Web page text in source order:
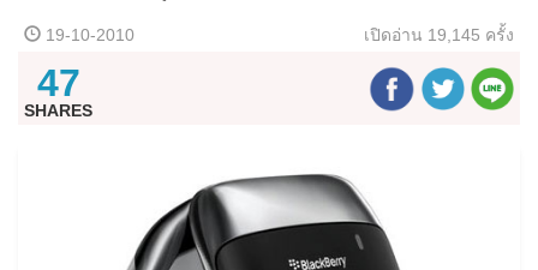
19-10-2010 เปิดอ่าน 19,145 ครั้ง
47
SHARES